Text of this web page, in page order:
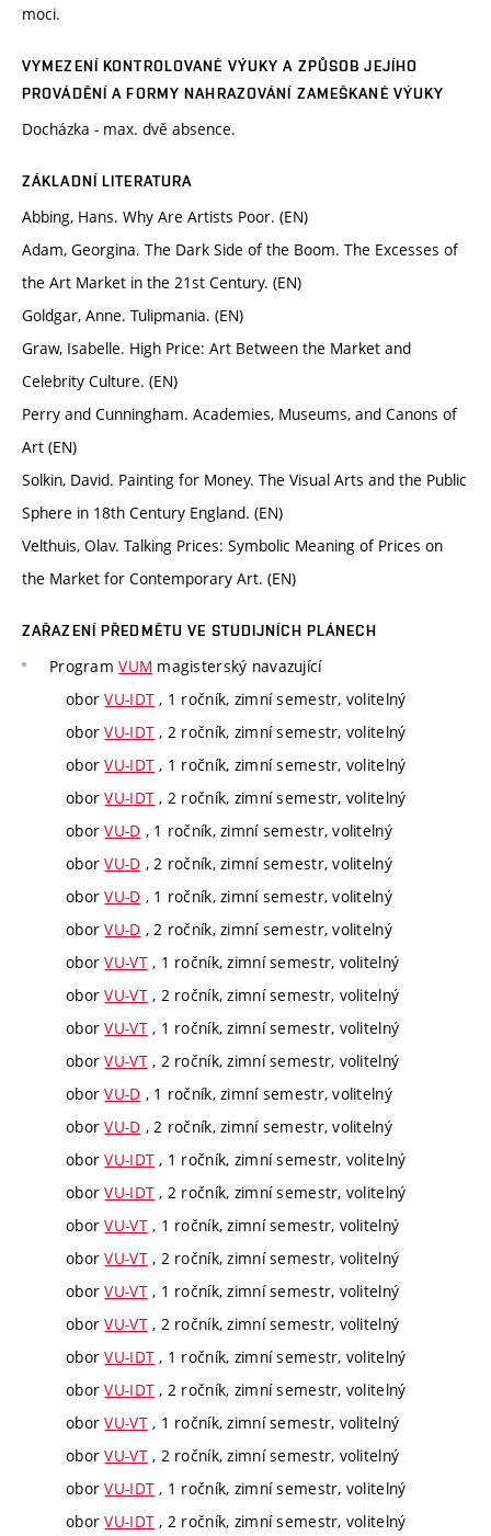
moci.
VYMEZENÍ KONTROLOVANÉ VÝUKY A ZPŮSOB JEJÍHO
PROVÁDĚNÍ A FORMY NAHRAZOVÁNÍ ZAMEŠKANÉ VÝUKY
Docházka - max. dvě absence.
ZÁKLADNÍ LITERATURA
Abbing, Hans. Why Are Artists Poor. (EN)
Adam, Georgina. The Dark Side of the Boom. The Excesses of
the Art Market in the 21st Century. (EN)
Goldgar, Anne. Tulipmania. (EN)
Graw, Isabelle. High Price: Art Between the Market and
Celebrity Culture. (EN)
Perry and Cunningham. Academies, Museums, and Canons of
Art (EN)
Solkin, David. Painting for Money. The Visual Arts and the Public
Sphere in 18th Century England. (EN)
Velthuis, Olav. Talking Prices: Symbolic Meaning of Prices on
the Market for Contemporary Art. (EN)
ZAŘAZENÍ PŘEDMĚTU VE STUDIJNÍCH PLÁNECH
ProgramVUM magisterský navazující
oborVU-IDT , 1 ročník, zimní semestr, volitelný
oborVU-IDT , 2 ročník, zimní semestr, volitelný
oborVU-IDT , 1 ročník, zimní semestr, volitelný
oborVU-IDT , 2 ročník, zimní semestr, volitelný
oborVU-D , 1 ročník, zimní semestr, volitelný
oborVU-D , 2 ročník, zimní semestr, volitelný
oborVU-D , 1 ročník, zimní semestr, volitelný
oborVU-D , 2 ročník, zimní semestr, volitelný
oborVU-VT, 1 ročník, zimní semestr, volitelný
oborVU-VT, 2 ročník, zimní semestr, volitelný
oborVU-VT, 1 ročník, zimní semestr, volitelný
oborVU-VT, 2 ročník, zimní semestr, volitelný
oborVU-D , 1 ročník, zimní semestr, volitelný
oborVU-D , 2 ročník, zimní semestr, volitelný
oborVU-IDT , 1 ročník, zimní semestr, volitelný
oborVU-IDT , 2 ročník, zimní semestr, volitelný
oborVU-VT, 1 ročník, zimní semestr, volitelný
oborVU-VT, 2 ročník, zimní semestr, volitelný
oborVU-VT, 1 ročník, zimní semestr, volitelný
oborVU-VT, 2 ročník, zimní semestr, volitelný
oborVU-IDT , 1 ročník, zimní semestr, volitelný
oborVU-IDT , 2 ročník, zimní semestr, volitelný
oborVU-VT, 1 ročník, zimní semestr, volitelný
oborVU-VT, 2 ročník, zimní semestr, volitelný
oborVU-IDT , 1 ročník, zimní semestr, volitelný
oborVU-IDT , 2 ročník, zimní semestr, volitelný